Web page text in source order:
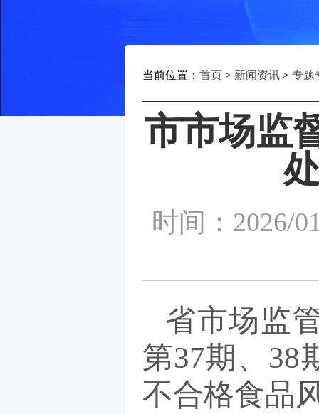
当前位置： 首页 > 新闻资讯 > 专题
市市场监
时间：
省市场监
第37期、38
不合格食品